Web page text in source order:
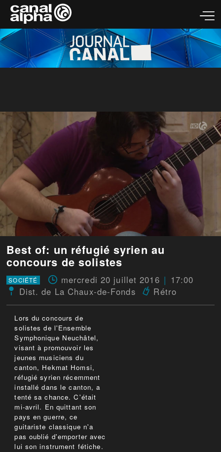
Best of: un réfugié syrien au
concours de solistes
SOCIÉTÉ mercredi 20 juillet 2016
17:00
Dist. de La Chaux-de-Fonds
Rétro
Lors du concours de
solistes de l'Ensemble
Symphonique Neuchâtel,
visant à promouvoir les
jeunes musiciens du
canton, Hekmat Homsi,
réfugié syrien récemment
installé dans le canton, a
tenté sa chance. C'était
mi-avril. En quittant son
pays en guerre, ce
guitariste classique n'a
pas oublié d'emporter avec
lui son instrument fétiche.